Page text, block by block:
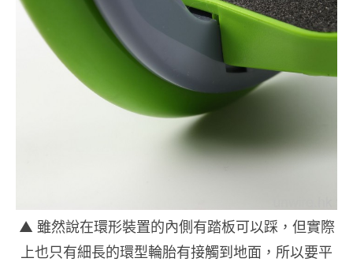
▲ 雖然說在環形裝置的內側有踏板可以踩，但實際
上也只有細長的環型輪胎有接觸到地面，所以要平